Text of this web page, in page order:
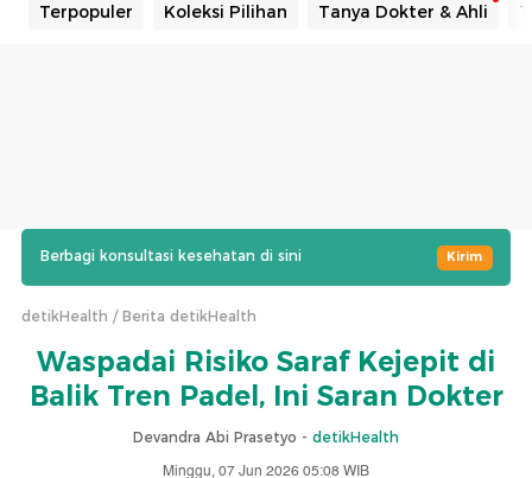
Terpopuler Koleksi Pilihan Tanya Dokter & Ahli
Berbagi konsultasi kesehatan di sini Kirim
detikHealth Berita detikHealth
Waspadai Risiko Saraf Kejepit di
Balik Tren Padel, Ini Saran Dokter
Devandra Abi Prasetyo - detikHealth
Minggu, 07 Jun 2026 05:08 WIB